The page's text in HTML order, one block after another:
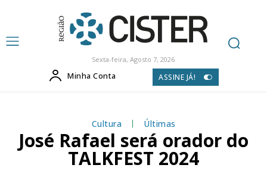
Sexta-feira, Agosto 7, 2026
Minha Conta ASSINE JÁ!
Cultura Últimas
José Rafael será orador do
TALKFEST 2024